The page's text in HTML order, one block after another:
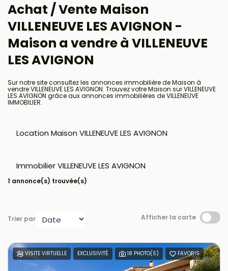
Avis clients
Achat / Vente Maison
VILLENEUVE LES AVIGNON -
Maison a vendre à VILLENEUVE
LES AVIGNON
Sur notre site consultez les annonces immobilière de Maison à
vendre VILLENEUVE LES AVIGNON. Trouvez votre Maison sur VILLENEUVE
LES AVIGNON grâce aux annonces immobilières de VILLENEUVE
IMMOBILIER.
Location Maison VILLENEUVE LES AVIGNON
Immobilier VILLENEUVE LES AVIGNON
1 annonce(s) trouvée(s)
Trier par Afficher la carte
VISITE VIRTUELLE EXCLUSIVITÉ 18 PHOTO(S) FAVORIS